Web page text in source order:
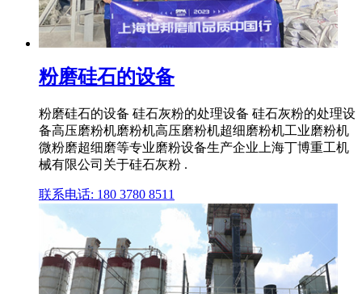
粉磨硅石的设备
粉磨硅石的设备 硅石灰粉的处理设备 硅石灰粉的处理设
备高压磨粉机磨粉机高压磨粉机超细磨粉机工业磨粉机
微粉磨超细磨等专业磨粉设备生产企业上海丁博重工机
械有限公司关于硅石灰粉 .
联系电话: 180 3780 8511